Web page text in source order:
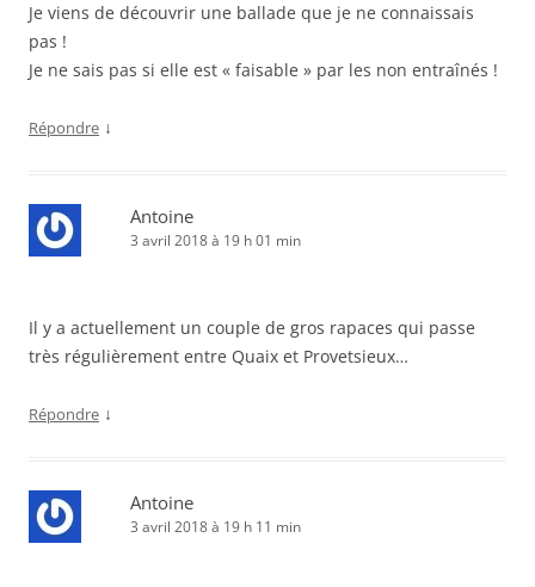
Je viens de découvrir une ballade que je ne connaissais
pas !
Je ne sais pas si elle est « faisable » par les non entraînés !
Répondre ↓
Antoine
3 avril 2018 à 19 h 01 min
Il y a actuellement un couple de gros rapaces qui passe
très régulièrement entre Quaix et Provetsieux…
Répondre ↓
Antoine
3 avril 2018 à 19 h 11 min